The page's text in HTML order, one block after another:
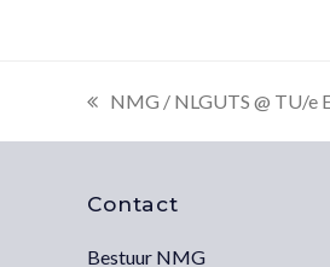
previous
post:
NMG / NLGUTS @ TU/e
Contact
Bestuur NMG